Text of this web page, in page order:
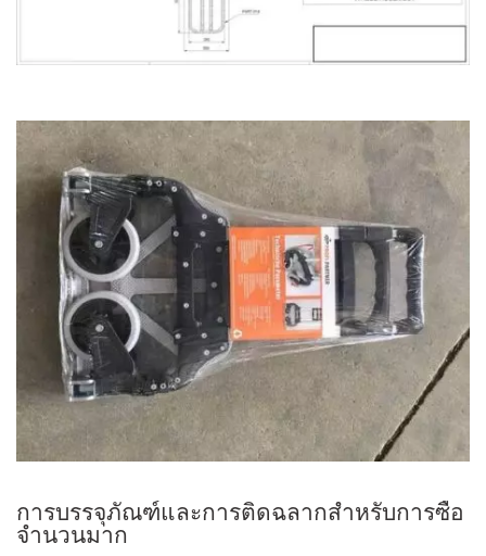
การบรรจุภัณฑ์และการติดฉลากสำหรับการซื้อ
จำนวนมาก